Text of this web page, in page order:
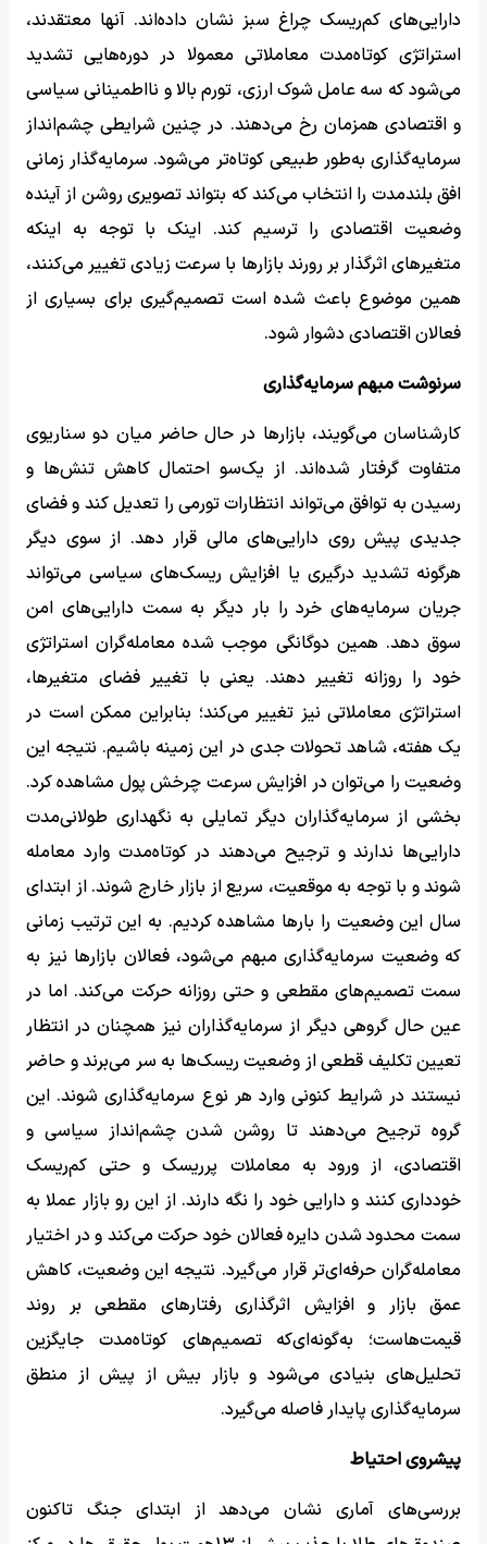
دارایی‌های کم‌ریسک چراغ سبز نشان داده‌اند. آنها معتقدند،
استراتژی کوتاه‌مدت معاملاتی معمولا در دوره‌هایی تشدید
می‌شود که سه عامل شوک ارزی، تورم بالا و نااطمینانی سیاسی
و اقتصادی همزمان رخ می‌دهند. در چنین شرایطی چشم‌انداز
سرمایه‌گذاری به‌طور طبیعی کوتاه‌تر می‌شود. سرمایه‌گذار زمانی
افق بلندمدت را انتخاب می‌کند که بتواند تصویری روشن از آینده
وضعیت اقتصادی را ترسیم کند. اینک با توجه به اینکه
متغیرهای اثرگذار بر رورند بازارها با سرعت زیادی تغییر می‌کنند،
همین موضوع باعث شده است تصمیم‌گیری برای بسیاری از
فعالان اقتصادی دشوار شود.
سرنوشت مبهم سرمایه‌گذاری
کارشناسان می‌گویند، بازارها در حال حاضر میان دو سناریوی
متفاوت گرفتار شده‌اند. از یک‌سو احتمال کاهش تنش‌ها و
رسیدن به توافق می‌تواند انتظارات تورمی را تعدیل کند و فضای
جدیدی پیش روی دارایی‌های مالی قرار دهد. از سوی دیگر
هرگونه تشدید درگیری‌ یا افزایش ریسک‌های سیاسی می‌تواند
جریان سرمایه‌های خرد را بار دیگر به سمت دارایی‌های امن
سوق دهد. همین دوگانگی موجب شده معامله‌گران استراتژی
خود را روزانه تغییر دهند. یعنی با تغییر فضای متغیرها،
استراتژی معاملاتی نیز تغییر می‌کند؛ بنابراین ممکن است در
یک هفته، شاهد تحولات جدی در این زمینه باشیم. نتیجه این
وضعیت را می‌توان در افزایش سرعت چرخش پول مشاهده کرد.
بخشی از سرمایه‌گذاران دیگر تمایلی به نگهداری طولانی‌مدت
دارایی‌ها ندارند و ترجیح می‌دهند در کوتاه‌مدت وارد معامله
شوند و با توجه به موقعیت، سریع از بازار خارج شوند. از ابتدای
سال این وضعیت را بارها مشاهده کردیم. به این ترتیب زمانی
که وضعیت سرمایه‌گذاری مبهم می‌شود، فعالان بازارها نیز به
سمت تصمیم‌های مقطعی و حتی روزانه حرکت می‌کند. اما در
عین حال گروهی دیگر از سرمایه‌گذاران نیز همچنان در انتظار
تعیین تکلیف قطعی از وضعیت ریسک‌ها به سر می‌برند و حاضر
نیستند در شرایط کنونی وارد هر نوع سرمایه‌گذاری شوند. این
گروه ترجیح می‌دهند تا روشن شدن چشم‌انداز سیاسی و
اقتصادی، از ورود به معاملات پرریسک و حتی کم‌ریسک
خودداری کنند و دارایی خود را نگه دارند. از این رو بازار عملا به
سمت محدود شدن دایره فعالان خود حرکت می‌کند و در اختیار
معامله‌گران حرفه‌ای‌تر قرار می‌گیرد. نتیجه این وضعیت، کاهش
عمق بازار و افزایش اثرگذاری رفتارهای مقطعی بر روند
قیمت‌هاست؛ به‌گونه‌ای‌که تصمیم‌های کوتاه‌مدت جایگزین
تحلیل‌های بنیادی می‌شود و بازار بیش از پیش از منطق
سرمایه‌گذاری پایدار فاصله می‌گیرد.
پیشروی احتیاط
بررسی‌های آماری نشان می‌دهد از ابتدای جنگ تاکنون